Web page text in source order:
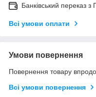
Банківський переказ з
Всі умови оплати
Умови повернення
Повернення товару
Всі умови повернення